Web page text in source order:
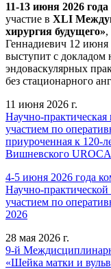
11-13 июня 2026 года
участие в XLI
хирургия будущего»,
Геннадиевич 12
выступит с докладом
эндоваскулярных
без стационарного
11 июня 2026 г.
Научно-
участием по
приуроченная к 120-
Вишневского
4-5 июня 2026 года
Научно-
участием по
2026
28 мая 2026 г.
9-й
«Шейка матки и